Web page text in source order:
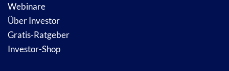
Webinare
Über Investor
Gratis-Ratgeber
Investor-Shop